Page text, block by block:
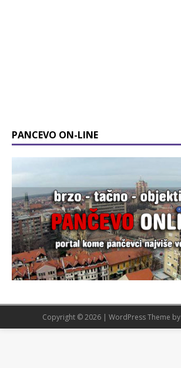
PANCEVO ON-LINE
Copyright © 2026 | WordPress Theme by